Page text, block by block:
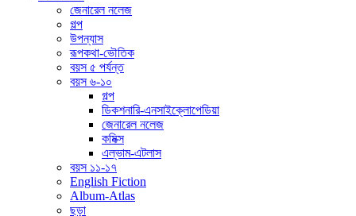
জেনারেল নলেজ
গল্প
উপন্যাস
রূপকথা-ভৌতিক
বয়স ৫ পর্যন্ত
বয়স ৬-১০
গল্প
ডিকশনারি-এনসাইক্লোপেডিয়া
জেনারেল নলেজ
কমিক্স
এল্ভাম-এটলাস
বয়স ১১-১৭
English Fiction
Album-Atlas
ছড়া